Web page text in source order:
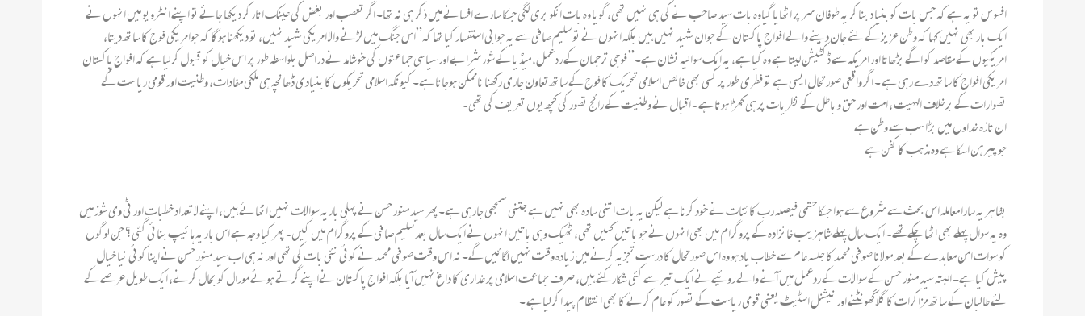
افسوس تو یہ ہے کہ جس بات کو بنیا د بنا کر یہ طوفان سر پر اٹھایا گیاوہ بات سید صاحب نے کی ہی نہیں تھی، گویا وہ بات انکو بری لگی جسکا سارے افسانے میں ذکر ہی نہ تھا۔ اگر تعصب اور بغض کی عینک اتار کر دیکھا جائے تو اپنے انٹرویو میں انہوں نے
ایک بار بھی نہیں کہا کہ وطن عزیز کے لئے جان دینے والے افواج پاکستان کے جوان شہید نہیں ہیں بلکہ انہوں نے تو سلیم صافی سے یہ جوابی استفسار کیا تھا کہ”اس جنگ میں لڑنے والا امریکی شہید نہیں، تو دیکھنا ہوگا کہ جوامریکی فوج کا ساتھ دیتا،
امریکیوں کے مقاصد کو اگے بڑھاتا اور امریکہ سے ڈکٹیشن لیتا ہے وہ کیا ہے، یہ ایک سوالیہ نشان ہے۔” فوجی ترجمان کے ردعمل، میڈیا کے شور شرابے اور سیاسی جماعتوں کی خوشامد نے دراصل بلواسطہ طور پر اس خیال کو قبول کرلیا ہے کہ افواج پاکستان
امریکی افواج کا ساتھ دے رہی ہے ۔ اگر واقعی صورتحال ایسی ہے تو فطری طور پر کسی بھی خالص اسلامی تحریک کا فوج کے ساتھ تعاون جاری رکھنا ناممکن ہوجاتا ہے۔ کیونکہ اسلامی تحریکوں کا بنیادی ڈھانچہ ہی ملکی مفادات، وطنیت اور قومی ریاست کے
تصوارات کے برخلاف الہہیت ، امت اور حق و باطل کے نظریات پر ہی کھڑا ہوتا ہے ۔اقبال نے وطنیت کے رائج تصور کی کچھ یوں تعریف کی تھی۔
ان تازہ خداوں میں بڑ ا سب سے وطن ہے
جو پیرہن اسکا ہے وہ مذہب کا کفن ہے
بظاہر یہ سارا معاملہ اس بحث سے شروع سے ہوا جسکا حتمی فیصلہ رب کائنات نے خود کرنا ہے لیکن یہ بات اتنی سادہ بھی نہیں ہے جتنی سمجھی جارہی ہے۔پھر سید منور حسن نے پہلی باریہ سوالات نہیں اٹھائے ہیں، اپنے لاتعداد خطبات اور ٹی وی شوز میں
وہ یہ سوال پہلے بھی اٹھا چکےتھے۔ ایک سال پہلے شاہزیب خانزادہ کے پروگرام میں بھی انہوں نے جو باتیں کہیں تھی، ٹھیک وہی باتیں انہوں نے ایک سال بعد سلیم صافی کے پروگرام میں کیں۔پھر کیا وجہ ہے اس بار یہ ہائیپ بنائی گئی؟ جن لوگوں
کو سوات امن معاہدے کے بعد مولانا صوفی محمد کا جلسہ عام سے خطاب یاد ہو وہ اس صورتحال کا درست تجزیہ کرنے میں زیادہ وقت نہیں لگائیں گے۔ نہ اس وقت صوفی محمد نے کوئی نئی بات کی تھی اور نہ ہی اب سید منور حسن نے اپنا کوئی نیا خیال
پیش کیا ہے۔ البتہ سید منور حسن کے سوالات کے ردعمل میں آنے والے روئیے نے ایک تیر سے کئی شکار کئے ہیں، صرف جماعت اسلامی پر غداری کا داغ نہیں آیا بلکہ افواج پاکستان نےاپنے گرتے ہوئے مورال کو بحال کرنے، ایک طویل عرصے کے
لئے طالبان کے ساتھ مزاکرات کا گلا گھونٹنے اور نیشنل اسٹیٹ یعنی قومی ریاست کے تصور کو عام کرنے کا بھی انتظام پیدا کرلیا ہے ۔